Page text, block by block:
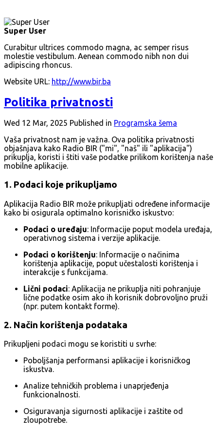
Super User
Curabitur ultrices commodo magna, ac semper risus
molestie vestibulum. Aenean commodo nibh non dui
adipiscing rhoncus.
Website URL: http://www.bir.ba
Politika privatnosti
Wed 12 Mar, 2025 Published in Programska šema
Vaša privatnost nam je važna. Ova politika privatnosti
objašnjava kako Radio BIR ("mi", "naš" ili "aplikacija")
prikuplja, koristi i štiti vaše podatke prilikom korištenja naše
mobilne aplikacije.
1. Podaci koje prikupljamo
Aplikacija Radio BIR može prikupljati određene informacije
kako bi osigurala optimalno korisničko iskustvo:
Podaci o uređaju: Informacije poput modela uređaja,
operativnog sistema i verzije aplikacije.
Podaci o korištenju: Informacije o načinima
korištenja aplikacije, poput učestalosti korištenja i
interakcije s funkcijama.
Lični podaci: Aplikacija ne prikuplja niti pohranjuje
lične podatke osim ako ih korisnik dobrovoljno pruži
(npr. putem kontakt forme).
2. Način korištenja podataka
Prikupljeni podaci mogu se koristiti u svrhe:
Poboljšanja performansi aplikacije i korisničkog
iskustva.
Analize tehničkih problema i unaprjeđenja
funkcionalnosti.
Osiguravanja sigurnosti aplikacije i zaštite od
zloupotrebe.